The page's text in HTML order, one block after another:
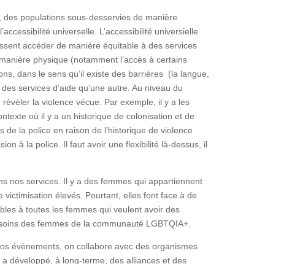
populations sous-desservies de manière
universelle. L’accessibilité universielle
accéder de manière équitable à des services
physique (notamment l’accès à certains
dans le sens qu’il existe des barrières (la langue,
services d’aide qu’une autre. Au niveau du
la violence vécue. Par exemple, il y a les
où il y a un historique de colonisation et de
la police en raison de l’historique de violence
à la police. Il faut avoir une flexibilité là-dessus, il
nos services. Il y a des femmes qui appartiennent
élevés. Pourtant, elles font face à de
à toutes les femmes qui veulent avoir des
des femmes de la communauté LGBTQIA+.
évènements, on collabore avec des organismes
développé, à long-terme, des alliances et des